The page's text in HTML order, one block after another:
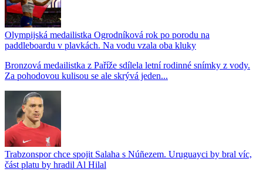
Olympijská medailistka Ogrodníková rok po porodu na
paddleboardu v plavkách. Na vodu vzala oba kluky
Bronzová medailistka z Paříže sdílela letní rodinné snímky z vody.
Za pohodovou kulisou se ale skrývá jeden...
Trabzonspor chce spojit Salaha s Núñezem. Uruguayci by bral víc,
část platu by hradil Al Hilal